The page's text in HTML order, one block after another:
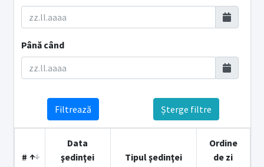
Până când
Filtrează Șterge filtre
#
Data
şedinţei
Tipul şedinţei
Ordine
de zi